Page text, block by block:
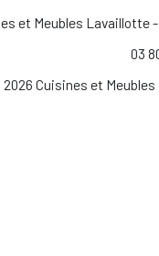
et Meubles Lavaillotte -
03
Cuisines et